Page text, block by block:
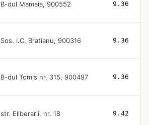
B-dul Mamaia, 900552 9.36
Sos. I.C. Bratianu, 900316 9.36
B-dul Tomis nr. 315, 900497 9.36
str. Eliberarii, nr. 18 9.42